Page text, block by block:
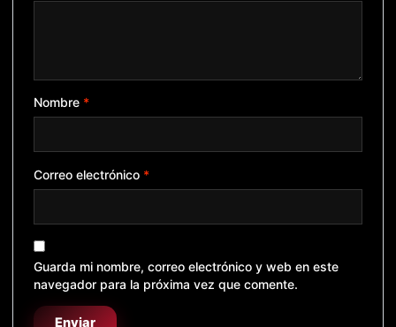
Nombre *
Correo electrónico *
Guarda mi nombre, correo electrónico y web en este
navegador para la próxima vez que comente.